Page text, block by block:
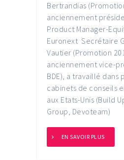
Bertrandias
anciennement
Product Manager-
Euronext Secrétaire
Vautier (Promotion
anciennement vice-
BDE), a travaillé dans
cabinets de conseils
aux Etats-Unis (Build
Group, Devoteam)
EN SAVOIR PLUS